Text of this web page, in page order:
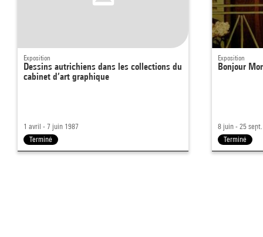
Exposition
Dessins autrichiens dans les collections du
cabinet d’art graphique
1 avril - 7 juin 1987
Terminé
Exposition
Bonjour
8 juin - 25
Terminé